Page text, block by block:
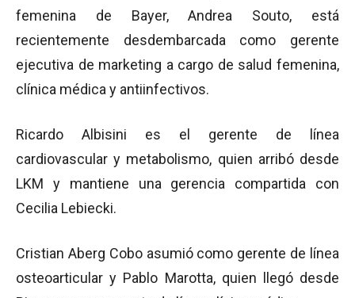
femenina de Bayer, Andrea Souto, está
recientemente desdembarcada como gerente
ejecutiva de marketing a cargo de salud femenina,
clínica médica y antiinfectivos.
Ricardo Albisini es el gerente de línea
cardiovascular y metabolismo, quien arribó desde
LKM y mantiene una gerencia compartida con
Cecilia Lebiecki.
Cristian Aberg Cobo asumió como gerente de línea
osteoarticular y Pablo Marotta, quien llegó desde